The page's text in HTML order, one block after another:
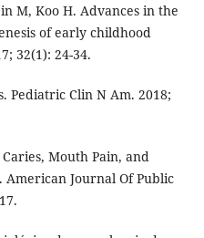
M, Koo H. Advances in the
of early childhood
32(1): 24-34.
Pediatric Clin N Am. 2018;
Mouth Pain, and
Journal Of Public